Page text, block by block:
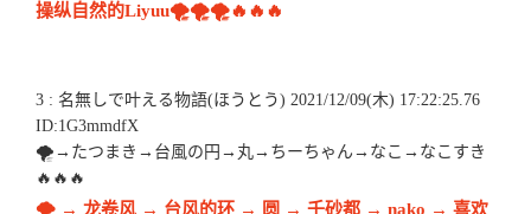
操纵自然的Liyuu🌪🌪🌪🔥🔥🔥
3 : 名無しで叶える物語(ほうとう) 2021/12/09(木) 17:22:25.76
ID:1G3mmdfX
🌪→たつまき→台風の円→丸→ちーちゃん→なこ→なこすき
🔥🔥🔥
🌪 → 龙卷风 → 台风的环 → 圆 → 千砂都 → nako → 喜欢